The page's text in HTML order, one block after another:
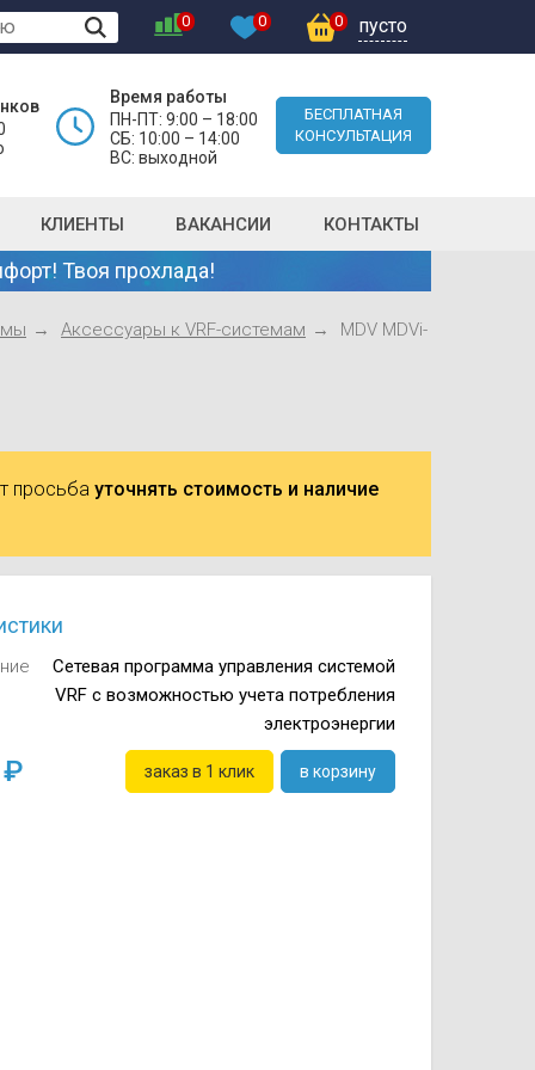
0 0 0 пусто
Время работы
ПН-ПТ: 9:00 – 18:00
СБ: 10:00 – 14:00
ВС: выходной
БЕСПЛАТНАЯ
КОНСУЛЬТАЦИЯ
КЛИЕНТЫ ВАКАНСИИ КОНТАКТЫ
Твоя прохлада!
Аксесcуары к VRF-системам
MDV MDVi-
просьба уточнять стоимость и наличие
Сетевая программа управления системой
VRF с возможностью учета потребления
электроэнергии
заказ в 1 клик в корзину